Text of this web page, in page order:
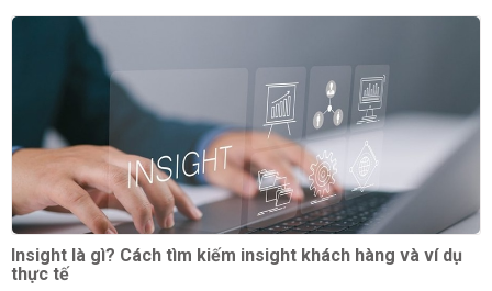
Insight là gì? Cách tìm kiếm insight khách hàng và ví dụ
thực tế